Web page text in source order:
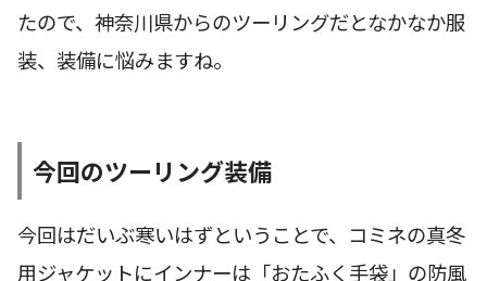
たので、神奈川県からのツーリングだとなかなか服
装、装備に悩みますね。
今回のツーリング装備
今回はだいぶ寒いはずということで、コミネの真冬
用ジャケットにインナーは「おたふく手袋」の防風